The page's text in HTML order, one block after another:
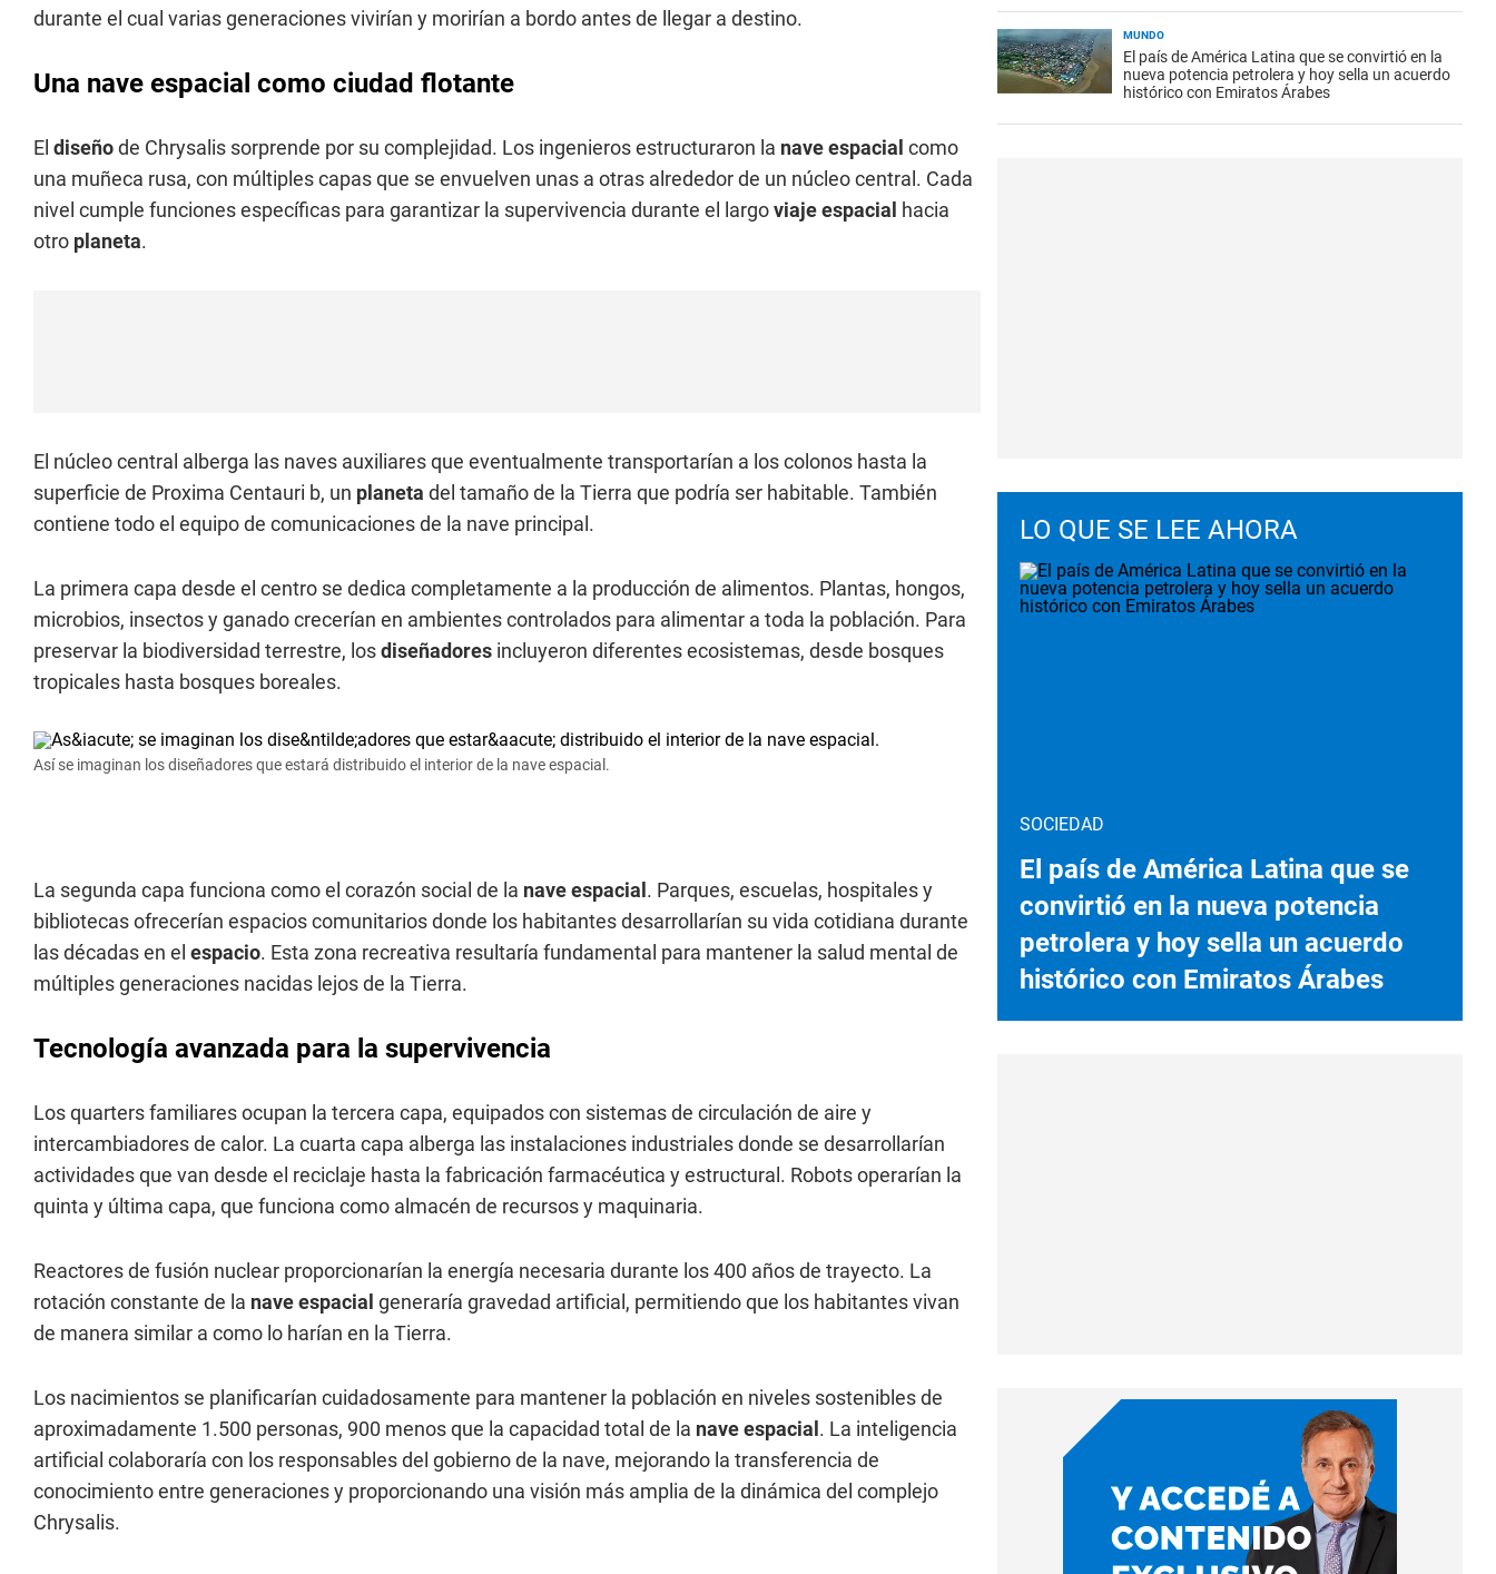
durante el cual varias generaciones vivirían y morirían a bordo antes de llegar a destino.
Una nave espacial como ciudad flotante
El diseñode Chrysalis sorprende por su complejidad. Los ingenieros estructuraron la nave espacial como
una muñeca rusa, con múltiples capas que se envuelven unas a otras alrededor de un núcleo central. Cada
nivel cumple funciones específicas para garantizar la supervivencia durante el largoviaje espacial hacia
otro planeta.
El núcleo central alberga las naves auxiliares que eventualmente transportarían a los colonos hasta la
superficie de Proxima Centauri b, un planeta del tamaño de la Tierra que podría ser habitable. También
contiene todo el equipo de comunicaciones de la nave principal.
La primera capa desde el centro se dedica completamente a la producción de alimentos. Plantas, hongos,
microbios, insectos y ganado crecerían en ambientes controlados para alimentar a toda la población. Para
preservar la biodiversidad terrestre, losdiseñadores incluyeron diferentes ecosistemas, desde bosques
tropicales hasta bosques boreales.
Así se imaginan los diseñadores que estará distribuido el interior de la nave espacial.
La segunda capa funciona como el corazón social de la nave espacial . Parques, escuelas, hospitales y
bibliotecas ofrecerían espacios comunitarios donde los habitantes desarrollarían su vida cotidiana durante
las décadas en el espacio. Esta zona recreativa resultaría fundamental para mantener la salud mental de
múltiples generaciones nacidas lejos de la Tierra.
Tecnología avanzada para la supervivencia
Los quarters familiares ocupan la tercera capa, equipados con sistemas de circulación de aire y
intercambiadores de calor. La cuarta capa alberga las instalaciones industriales donde se desarrollarían
actividades que van desde el reciclaje hasta la fabricación farmacéutica y estructural. Robots operarían la
quinta y última capa, que funciona como almacén de recursos y maquinaria.
Reactores de fusión nuclear proporcionarían la energía necesaria durante los 400 años de trayecto. La
rotación constante de la nave espacial generaría gravedad artificial, permitiendo que los habitantes vivan
de manera similar a como lo harían en la Tierra.
Los nacimientos se planificarían cuidadosamente para mantener la población en niveles sostenibles de
aproximadamente 1.500 personas, 900 menos que la capacidad total de la nave espacial . La inteligencia
artificial colaboraría con los responsables del gobierno de la nave, mejorando la transferencia de
conocimiento entre generaciones y proporcionando una visión más amplia de la dinámica del complejo
Chrysalis.
MUNDO
El país de América Latina que se convirtió en la
nueva potencia petrolera y hoy sella un acuerdo
histórico con Emiratos Árabes
LO QUE SE LEE AHORA
SOCIEDAD
El país de América Latina que se
convirtió en la nueva potencia
petrolera y hoy sella un acuerdo
histórico con Emiratos Árabes